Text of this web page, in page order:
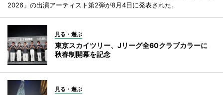
2026」の出演アーティスト第2弾が8月4日に発表された。
見る・遊ぶ
東京スカイツリー、Jリーグ全60クラブカラーに
秋春制開幕を記念
見る・遊ぶ